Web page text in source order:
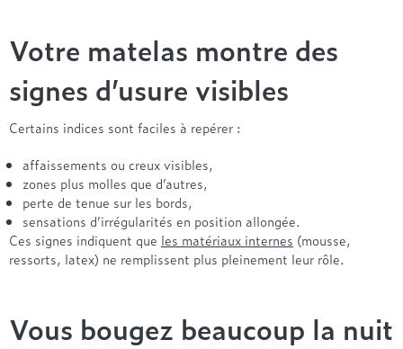
Votre matelas montre des
signes d’usure visibles
Certains indices sont faciles à repérer :
affaissements ou creux visibles,
zones plus molles que d’autres,
perte de tenue sur les bords,
sensations d’irrégularités en position allongée.
Ces signes indiquent que les matériaux internes (mousse,
ressorts, latex) ne remplissent plus pleinement leur rôle.
Vous bougez beaucoup la nuit